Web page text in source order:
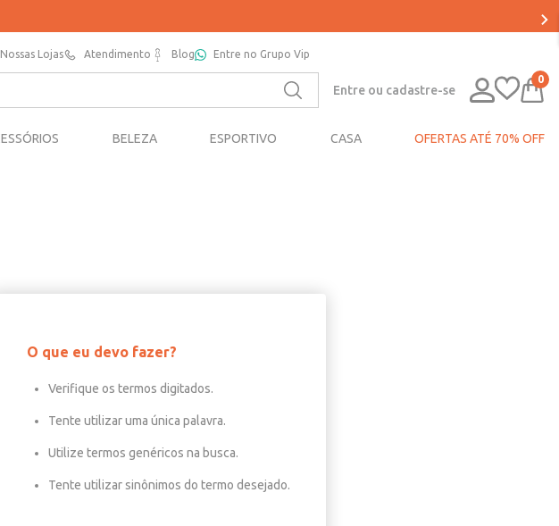
SEM JUROS*
Nossas Lojas Atendimento Blog Entre no Grupo Vip
Entre ou cadastre-se
0
BELEZA ESPORTIVO CASA OFERTAS ATÉ 70% OFF
O que eu devo fazer?
Verifique os termos digitados.
Tente utilizar uma única palavra.
Utilize termos genéricos na busca.
Tente utilizar sinônimos do termo desejado.